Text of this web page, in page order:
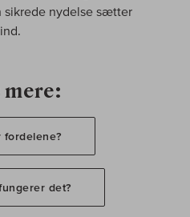
nydelse sætter
ind.
fordelene?
det?